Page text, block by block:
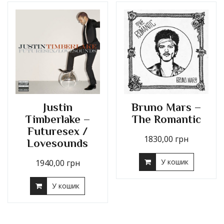
Justin
Timberlake –
Futuresex /
Lovesounds
1940,00 грн
У кошик
Bruno Mars –
The Romantic
1830,00 грн
У кошик